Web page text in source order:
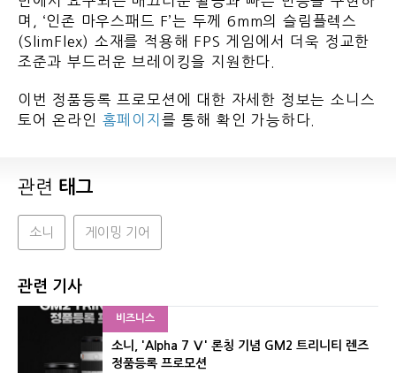
며, ‘인존 마우스패드 F’는 두께 6mm의 슬림플렉스
(SlimFlex) 소재를 적용해 FPS 게임에서 더욱 정교한
조준과 부드러운 브레이킹을 지원한다.
이번 정품등록 프로모션에 대한 자세한 정보는 소니스
토어 온라인 홈페이지 를 통해 확인 가능하다.
관련 태그
소니 게이밍 기어
관련 기사
비즈니스
소니, 'Alpha 7 Ⅴ' 론칭 기념 GM2 트리니티 렌즈
정품등록 프로모션